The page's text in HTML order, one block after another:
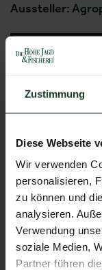
Zustimmung
Diese Webseite
Wir verwenden
personalisieren,
zu können und
analysieren.
Verwendung
soziale Medien,
Partner führen
Aussteller:
ZURÜCK
Tel:+43 662 24 04
Mail:
Am
5020 Salzburg
Österreich